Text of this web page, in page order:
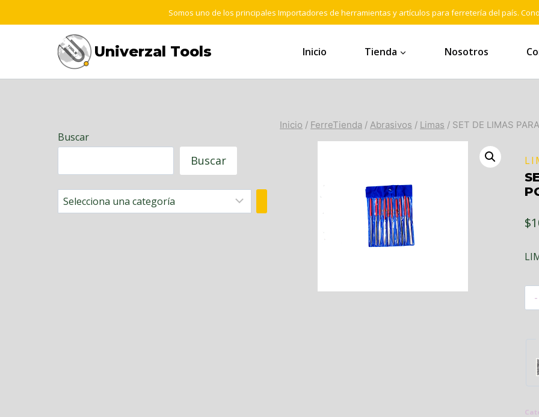
al
Somos uno de los principales Importadores de herramientas y artículos para ferretería del país.
Univerzal Tools Inicio Tienda Nosotros
Inicio / FerreTienda / Abrasivos / Limas / SET DE LIMAS
$
Buscar
Buscar
Selecciona
una